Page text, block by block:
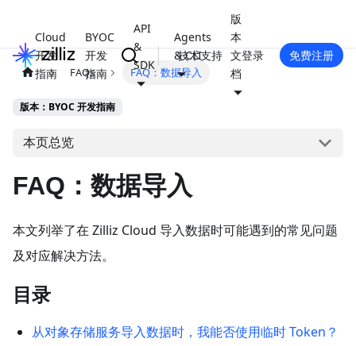
Cloud
开发
指南
BYOC
开发
指南
API
&
SDK
Agents
& CLI
版
本
文
档
技术支持 登录 免费注册
FAQs FAQ：数据导入
版本：BYOC 开发指南
本页总览
FAQ：数据导入
本文列举了在 Zilliz Cloud 导入数据时可能遇到的常见问题
及对应解决方法。
目录
从对象存储服务导入数据时，我能否使用临时 Token？